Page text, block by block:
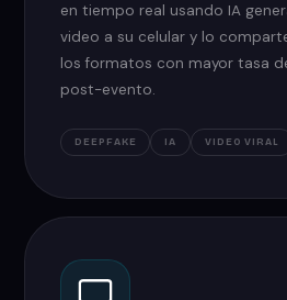
en tiempo real usando IA
video a su celular y lo
los formatos con mayor tasa
post-evento.
DEEPFAKE IA VIDEO VIRAL